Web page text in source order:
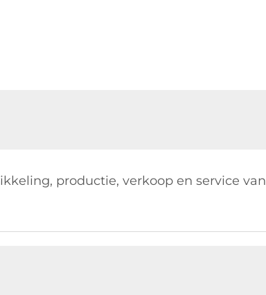
productie, verkoop en service van